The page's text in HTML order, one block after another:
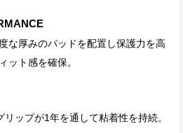
な厚みのパッドを配置し保護力を高
ット感を確保。
ップが1年を通して粘着性を持続。